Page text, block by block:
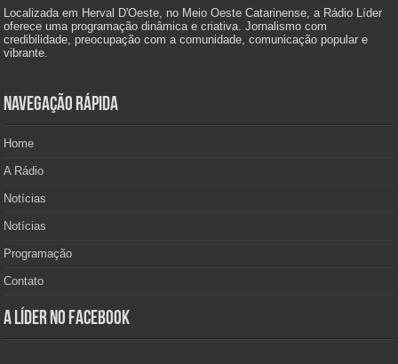
Localizada em Herval D'Oeste, no Meio Oeste Catarinense, a Rádio Líder
oferece uma programação dinâmica e criativa. Jornalismo com
credibilidade, preocupação com a comunidade, comunicação popular e
vibrante.
Navegação Rápida
Home
A Rádio
Notícias
Notícias
Programação
Contato
A Líder no Facebook